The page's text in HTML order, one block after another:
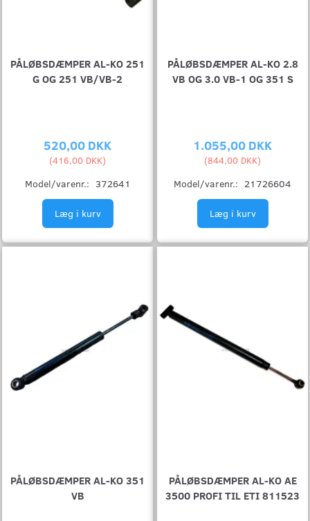
PÅLØBSDÆMPER AL-KO 251
G OG 251 VB/VB-2
520,00 DKK
(416,00 DKK)
Model/varenr.: 372641
Læg i kurv
PÅLØBSDÆMPER AL-KO 2.8
VB OG 3.0 VB-1 OG 351 S
1.055,00 DKK
(844,00 DKK)
Model/varenr.: 21726604
Læg i kurv
PÅLØBSDÆMPER AL-KO 351
VB
PÅLØBSDÆMPER AL-KO AE
3500 PROFI TIL ETI 811523